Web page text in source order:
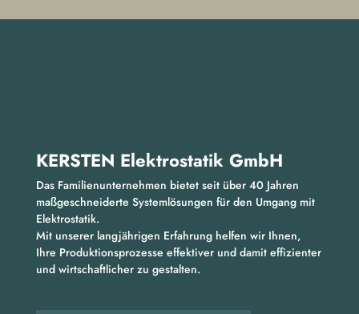
KERSTEN Elektrostatik GmbH​
Das Familienunternehmen bietet seit über 40 Jahren
maßgeschneiderte Systemlösungen für den Umgang mit
Elektrostatik.
Mit unserer langjährigen Erfahrung helfen wir Ihnen,
Ihre Produktionsprozesse effektiver und damit effizienter
und wirtschaftlicher zu gestalten.